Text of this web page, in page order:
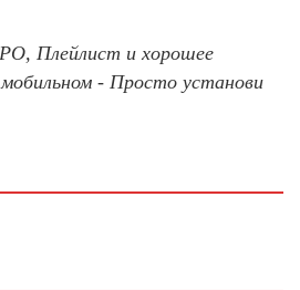
Плейлист и хорошее
- Просто установи